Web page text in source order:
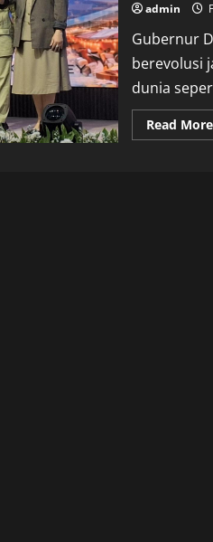
admin
Gubernur
berevolusi
dunia
Read More